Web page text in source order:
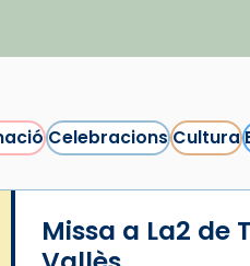
CelebracionsCultura
Missa a La2 de